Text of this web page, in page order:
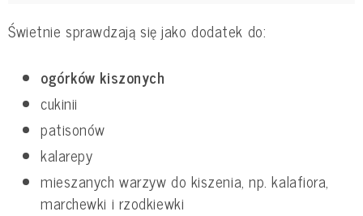
Świetnie sprawdzają się jako dodatek do:
ogórków kiszonych
cukinii
patisonów
kalarepy
mieszanych warzyw do kiszenia, np. kalafiora,
marchewki i rzodkiewki